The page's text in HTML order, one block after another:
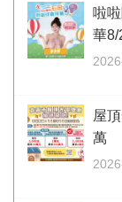
啦
華8/
屋
萬